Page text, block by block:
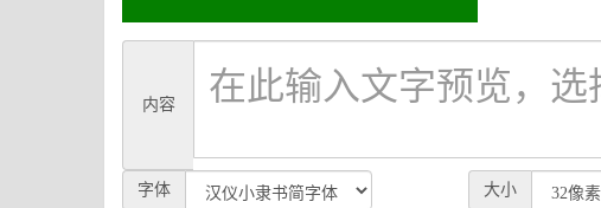
内容
字体 大小